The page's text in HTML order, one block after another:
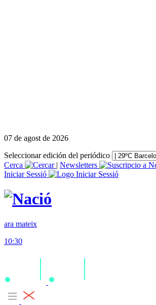
07 de agost de 2026
Seleccionar edición del periódico
Cerca
| Newsletters
Iniciar Sessió
ara mateix
10:30